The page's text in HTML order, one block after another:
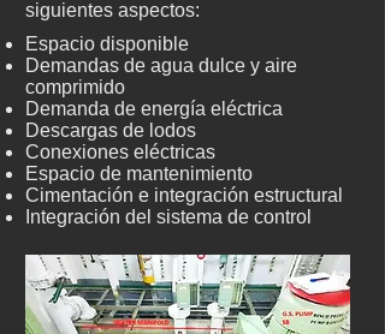
siguientes aspectos:
Espacio disponible
Demandas de agua dulce y aire
comprimido
Demanda de energía eléctrica
Descargas de lodos
Conexiones eléctricas
Espacio de mantenimiento
Cimentación e integración estructural
Integración del sistema de control